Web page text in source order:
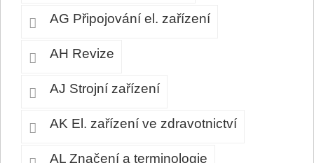
AG Připojování el. zařízení
AH Revize
AJ Strojní zařízení
AK El. zařízení ve zdravotnictví
AL Značení a terminologie